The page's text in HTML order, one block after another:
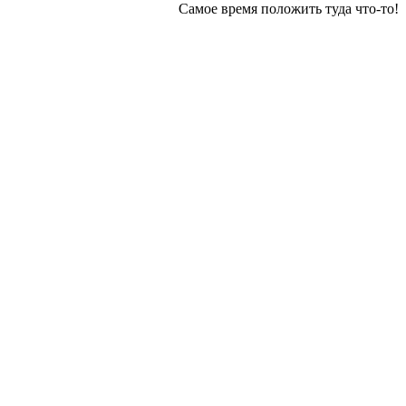
Самое время положить туда что-то!